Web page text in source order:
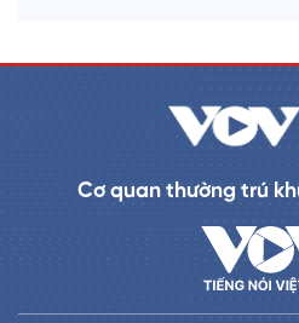
Cơ quan thường trú